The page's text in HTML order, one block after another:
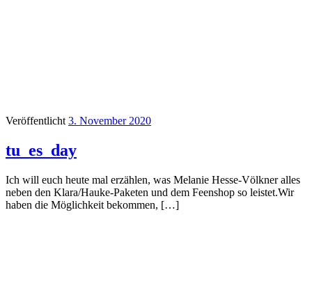
Veröffentlicht 3. November 2020
tu_es_day
Ich will euch heute mal erzählen, was Melanie Hesse-Völkner alles
neben den Klara/Hauke-Paketen und dem Feenshop so leistet.Wir
haben die Möglichkeit bekommen, […]